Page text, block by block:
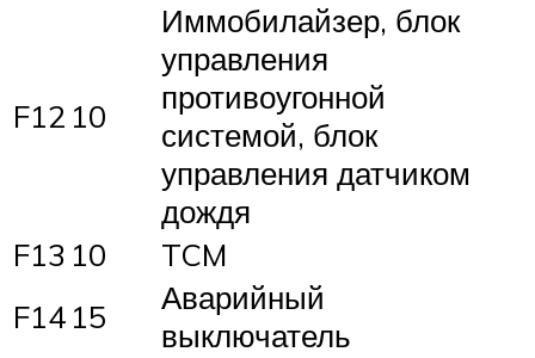
F12 10
Иммобилайзер, блок
управления
противоугонной
системой, блок
управления датчиком
дождя
F13 10
TCM
F14 15
Аварийный
выключатель